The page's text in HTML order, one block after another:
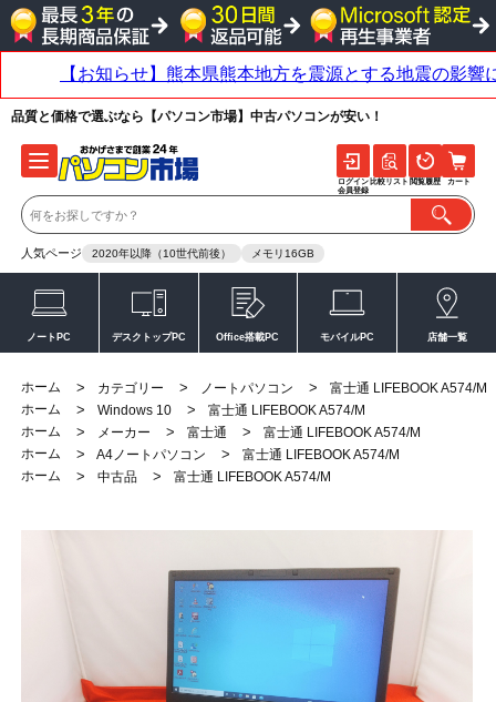
品質と価格で選ぶなら【パソコン市場】中古パソコンが安い！
人気ページ 2020年以降（10世代前後） メモリ16GB
ログイン
会員登録
比較リスト 閲覧履歴 カート
ノートPC デスクトップPC Office搭載PC モバイルPC 店舗一覧
ホーム > カテゴリー > ノートパソコン >
富士通 LIFEBOOK A574/M
ホーム
> Windows 10 >
富士通 LIFEBOOK A574/M
ホーム
> メーカー > 富士通 >
富士通 LIFEBOOK A574/M
ホーム
> A4ノートパソコン >
富士通 LIFEBOOK A574/M
ホーム
> 中古品 > 富士通 LIFEBOOK A574/M